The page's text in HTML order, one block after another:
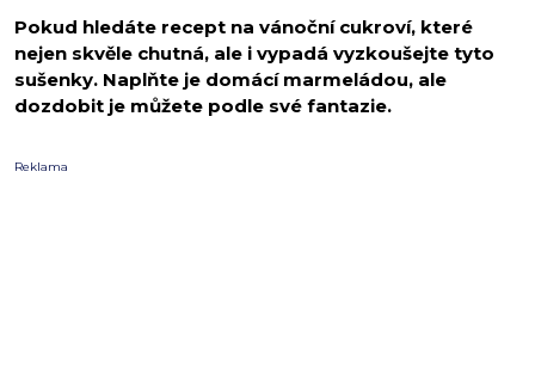
Pokud hledáte recept na vánoční cukroví, které
nejen skvěle chutná, ale i vypadá vyzkoušejte tyto
sušenky. Naplňte je domácí marmeládou, ale
dozdobit je můžete podle své fantazie.
Reklama